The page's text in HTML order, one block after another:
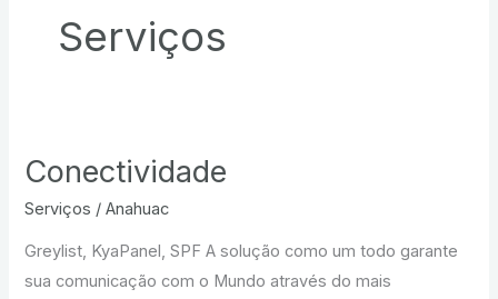
Serviços
Conectividade
Serviços /Anahuac
Greylist, KyaPanel, SPF A solução como um todo garante
sua comunicação com o Mundo através do mais